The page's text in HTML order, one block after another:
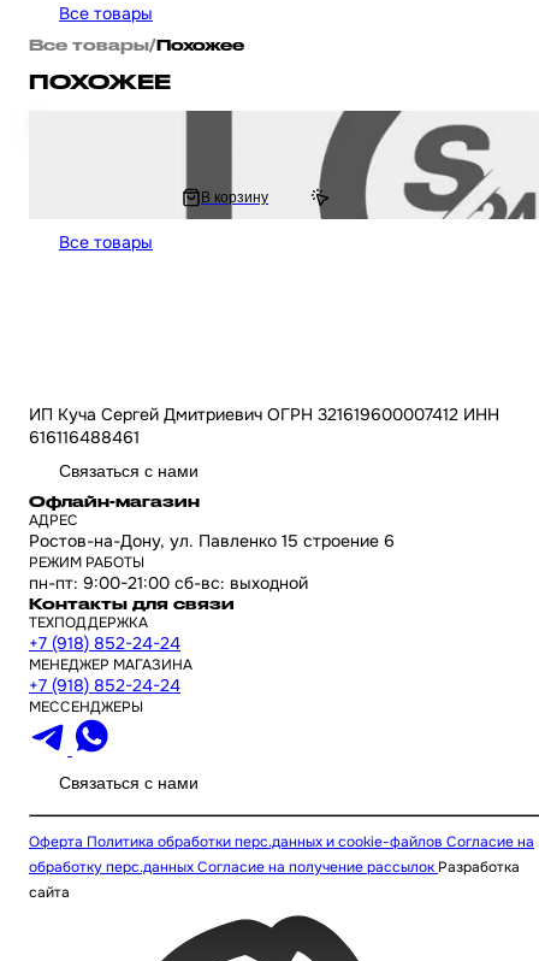
Все товары
Все товары/Похожее
ПОХОЖЕЕ
Бейсболка универсальная для мотоцикла / скутера / мопеда и другой
В корзину
Все товары
ИП Куча Сергей Дмитриевич ОГРН 321619600007412 ИНН
616116488461
Связаться с нами
Офлайн-магазин
АДРЕС
Ростов-на-Дону, ул. Павленко 15 строение 6
РЕЖИМ РАБОТЫ
пн-пт: 9:00-21:00 сб-вс: выходной
Контакты для связи
ТЕХПОДДЕРЖКА
+7 (918) 852-24-24
МЕНЕДЖЕР МАГАЗИНА
+7 (918) 852-24-24
МЕССЕНДЖЕРЫ
Связаться с нами
Оферта Политика обработки перс.данных и cookie-файлов Согласие на
обработку перс.данныхСогласие на получение рассылок Разработка
сайта